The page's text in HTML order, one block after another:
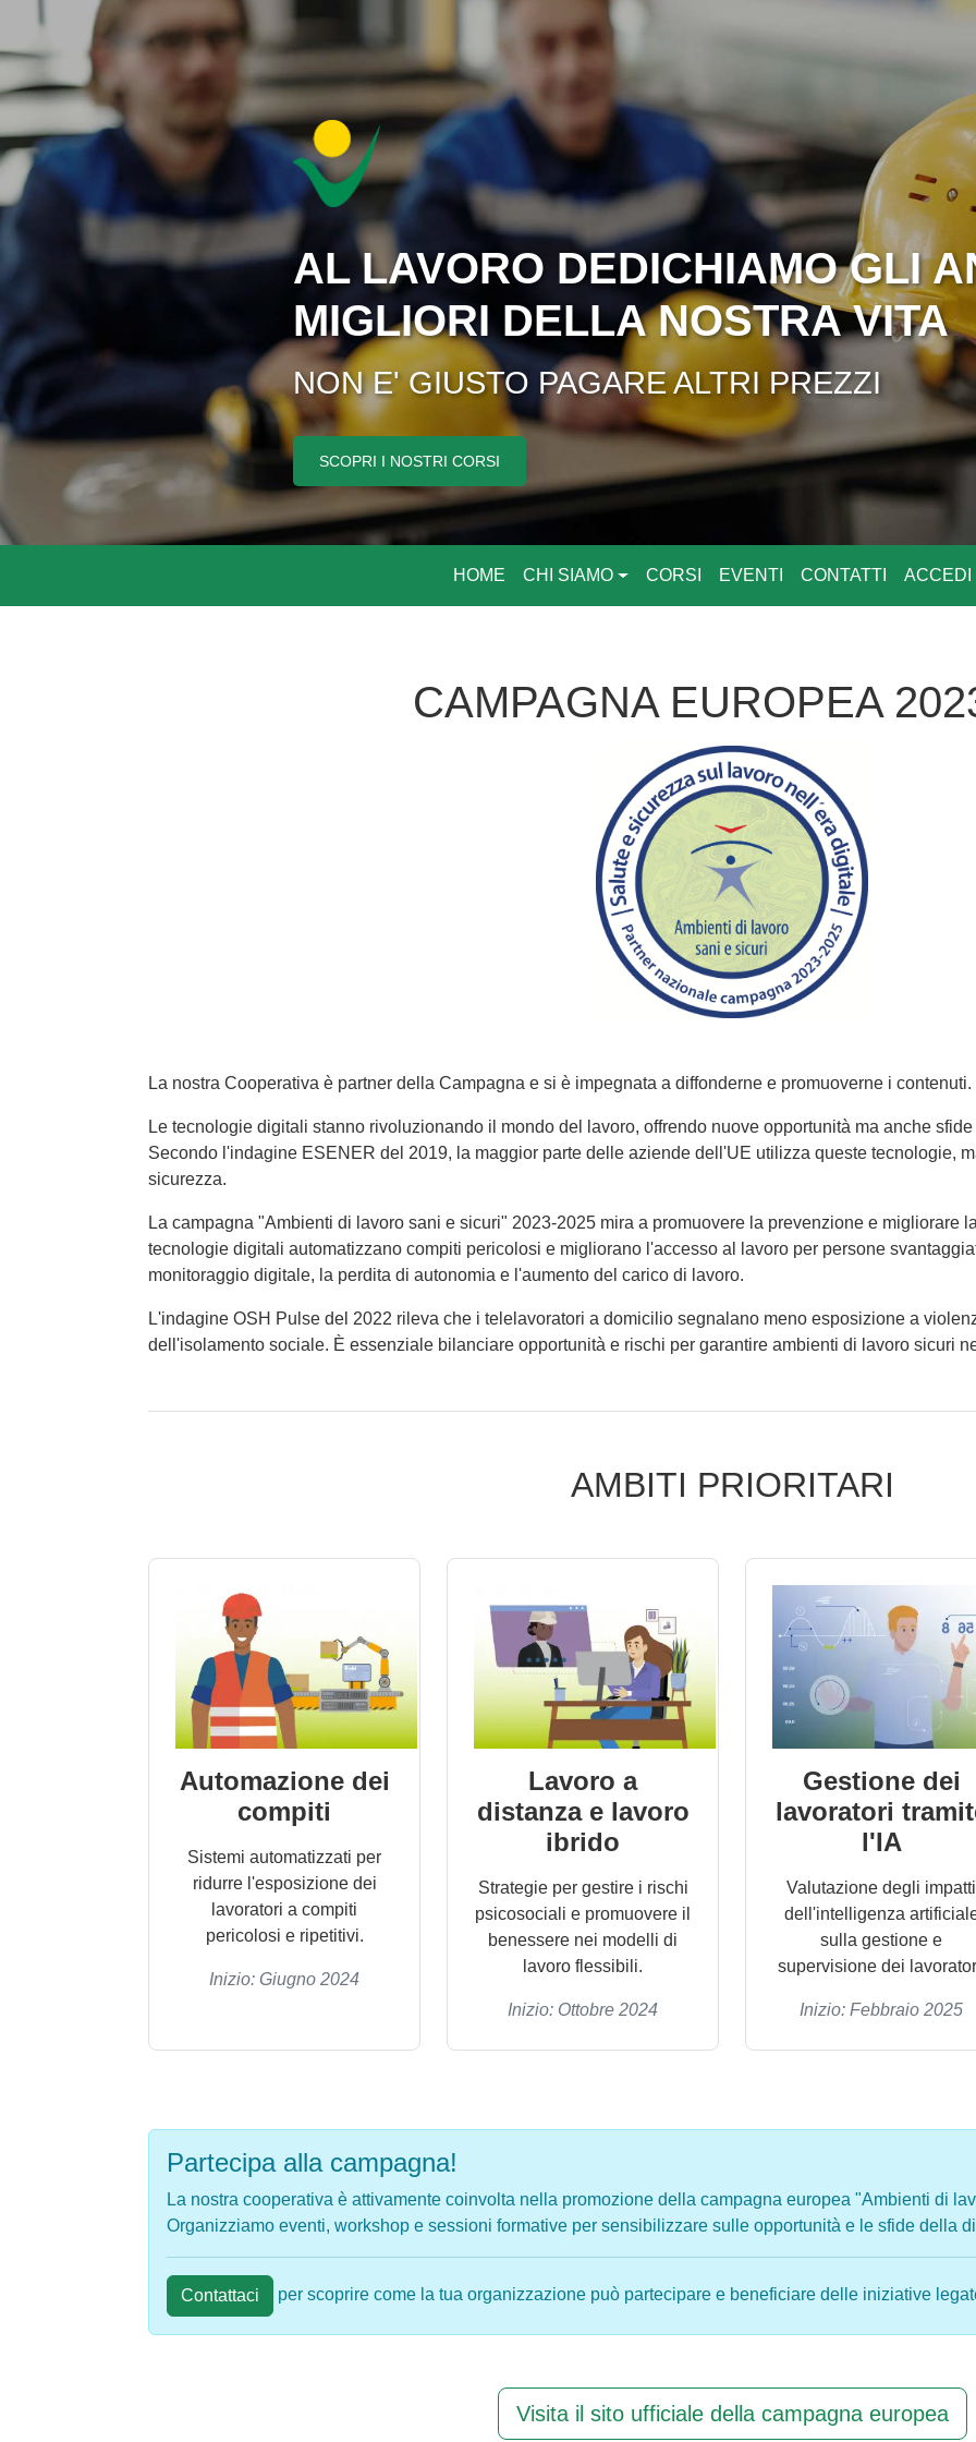
AL LAVORO DEDICHIAMO GLI
MIGLIORI DELLA NOSTRA VITA
NON E' GIUSTO PAGARE ALTRI PREZZI
SCOPRI I NOSTRI CORSI
HOME CHI SIAMO CORSI EVENTI CONTATTI ACCEDI
CAMPAGNA EUROPEA
La nostra Cooperativa è partner della Campagna e si è impegnata a diffonderne e promuoverne i contenuti.
Le tecnologie digitali stanno rivoluzionando il mondo del lavoro, offrendo nuove opportunità ma anche
Secondo l'indagine ESENER del 2019, la maggior parte delle aziende dell'UE utilizza queste tecnologie,
sicurezza.
La campagna "Ambienti di lavoro sani e sicuri" 2023-2025 mira a promuovere la prevenzione e migliorare
tecnologie digitali automatizzano compiti pericolosi e migliorano l'accesso al lavoro per persone
monitoraggio digitale, la perdita di autonomia e l'aumento del carico di lavoro.
L'indagine OSH Pulse del 2022 rileva che i telelavoratori a domicilio segnalano meno esposizione a
dell'isolamento sociale. È essenziale bilanciare opportunità e rischi per garantire ambienti di lavoro sicuri
AMBITI PRIORITARI
Automazione dei
compiti
Sistemi automatizzati per
ridurre l'esposizione dei
lavoratori a compiti
pericolosi e ripetitivi.
Inizio: Giugno 2024
Lavoro a
distanza e lavoro
ibrido
Strategie per gestire i rischi
psicosociali e promuovere il
benessere nei modelli di
lavoro flessibili.
Inizio: Ottobre 2024
Gestione dei
lavoratori
l'IA
Valutazione degli impatti
dell'intelligenza
sulla gestione e
supervisione dei
Inizio: Febbraio 2025
Partecipa alla campagna!
La nostra cooperativa è attivamente coinvolta nella promozione della campagna europea "Ambienti di
Organizziamo eventi, workshop e sessioni formative per sensibilizzare sulle opportunità e le sfide della
Contattaci per scoprire come la tua organizzazione può partecipare e beneficiare delle iniziative
Visita il sito ufficiale della campagna europea